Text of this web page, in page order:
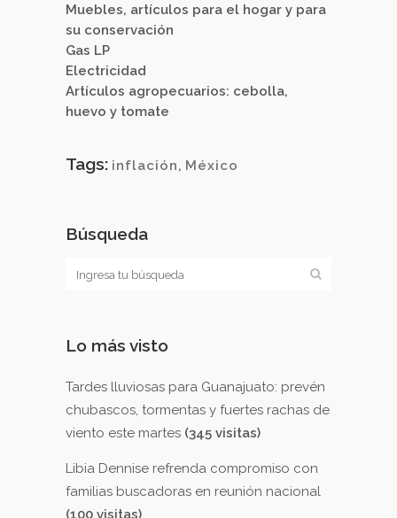
Muebles, artículos para el hogar y para
su conservación
Gas LP
Electricidad
Artículos agropecuarios: cebolla,
huevo y tomate
Tags: inflación, México
Búsqueda
Lo más visto
Tardes lluviosas para Guanajuato: prevén
chubascos, tormentas y fuertes rachas de
viento este martes (345 visitas)
Libia Dennise refrenda compromiso con
familias buscadoras en reunión nacional
(100 visitas)